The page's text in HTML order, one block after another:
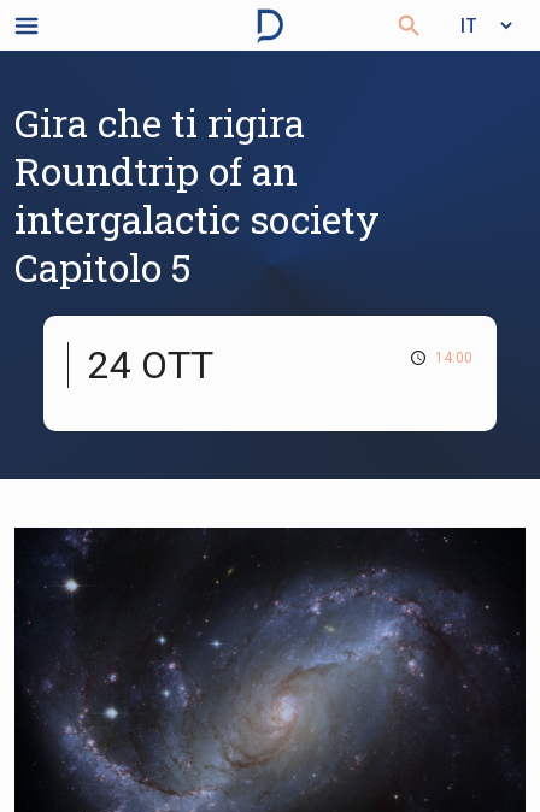
Gira che ti rigira
Roundtrip of an
intergalactic society
Capitolo 5
24 OTT 14:00